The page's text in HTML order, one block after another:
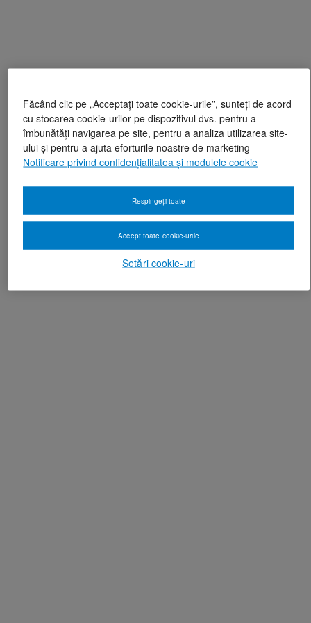
Făcând clic pe „Acceptați toate cookie-urile”, sunteți de acord
cu stocarea cookie-urilor pe dispozitivul dvs. pentru a
îmbunătăți navigarea pe site, pentru a analiza utilizarea site-
ului și pentru a ajuta eforturile noastre de marketing
Notificare privind confidențialitatea și modulele cookie
Setări cookie-uri
Respingeți toate
Accept toate cookie-urile